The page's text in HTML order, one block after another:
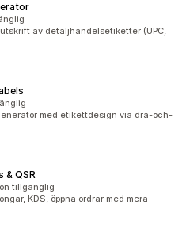
av detaljhandelsetiketter (UPC,
med etikettdesign via dra-och-
& QSR
tillgänglig
KDS, öppna ordrar med mera